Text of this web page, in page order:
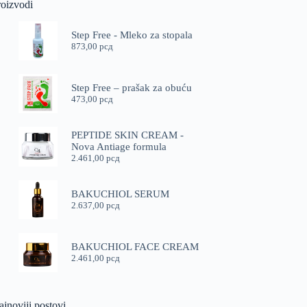
Step Free - Mleko za stopala
873,00рсд
Step Free – prašak za obuću
473,00рсд
PEPTIDE SKIN CREAM -
Nova Antiage formula
2.461,00рсд
BAKUCHIOL SERUM
2.637,00рсд
BAKUCHIOL FACE CREAM
2.461,00рсд